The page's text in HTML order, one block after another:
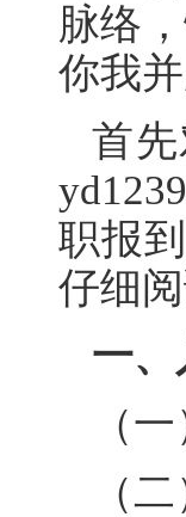
脉络
你我
首
职报
仔细
一
（
（